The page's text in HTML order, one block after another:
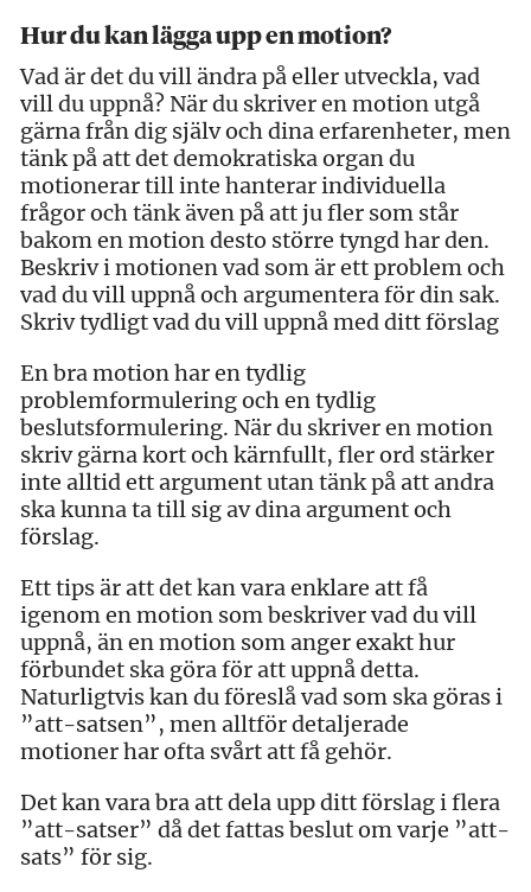
Hur du kan lägga upp en motion?
Vad är det du vill ändra på eller utveckla, vad
vill du uppnå? När du skriver en motion utgå
gärna från dig själv och dina erfarenheter, men
tänk på att det demokratiska organ du
motionerar till inte hanterar individuella
frågor och tänk även på att ju fler som står
bakom en motion desto större tyngd har den.
Beskriv i motionen vad som är ett problem och
vad du vill uppnå och argumentera för din sak.
Skriv tydligt vad du vill uppnå med ditt förslag
En bra motion har en tydlig
problemformulering och en tydlig
beslutsformulering. När du skriver en motion
skriv gärna kort och kärnfullt, fler ord stärker
inte alltid ett argument utan tänk på att andra
ska kunna ta till sig av dina argument och
förslag.
Ett tips är att det kan vara enklare att få
igenom en motion som beskriver vad du vill
uppnå, än en motion som anger exakt hur
förbundet ska göra för att uppnå detta.
Naturligtvis kan du föreslå vad som ska göras i
”att-satsen”, men alltför detaljerade
motioner har ofta svårt att få gehör.
Det kan vara bra att dela upp ditt förslag i flera
”att-satser” då det fattas beslut om varje ”att-
sats” för sig.